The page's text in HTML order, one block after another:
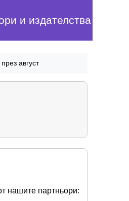
и издателства
август
нашите партньори: